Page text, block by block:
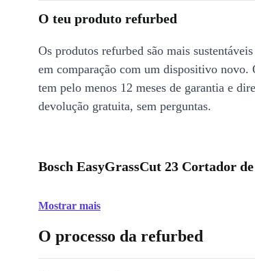
O teu produto refurbed
Os produtos refurbed são mais
em comparação com um dispositivo novo.
tem pelo menos 12 meses de garantia e
devolução gratuita, sem perguntas.
Bosch EasyGrassCut 23 Cortador
Mostrar mais
O processo da refurbed